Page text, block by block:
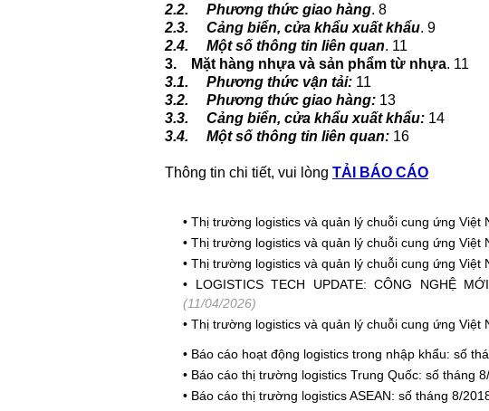
2.2.
Phương thức giao hàng. 8
2.3.
Cảng biển, cửa khẩu xuất khẩu. 9
2.4.
Một số thông tin liên quan. 11
3.
Mặt hàng nhựa và sản phẩm từ nhựa. 11
3.1.
Phương thức vận tải: 11
3.2.
Phương thức giao hàng: 13
3.3.
Cảng biển, cửa khẩu xuất khẩu: 14
3.4.
Một số thông tin liên quan: 16
Thông tin chi tiết, vui lòng TẢI BÁO CÁO
• Thị trường logistics và quản lý chuỗi cung ứng
• Thị trường logistics và quản lý chuỗi cung ứng
• Thị trường logistics và quản lý chuỗi cung ứng
• LOGISTICS TECH UPDATE: CÔNG NGHỆ
(11/04/2026)
• Thị trường logistics và quản lý chuỗi cung ứng
• Báo cáo hoạt động logistics trong nhập khẩu: số
• Báo cáo thị trường logistics Trung Quốc: số tháng
• Báo cáo thị trường logistics ASEAN: số tháng 8/